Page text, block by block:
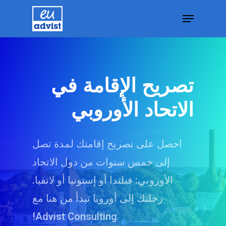
تصريح الإقامة في
الاتحاد الأوروبي
احصل على تصريح إقامتك لمدة تصل
إلى خمس سنوات من دول الاتحاد
الأوروبي: فنلندا أو إستونيا أو لاتفيا.
رحلتك إلى أوروبا تبدأ من هنا مع
Advist Consulting!
استشارية